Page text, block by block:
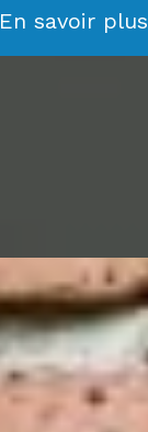
En savoir plus